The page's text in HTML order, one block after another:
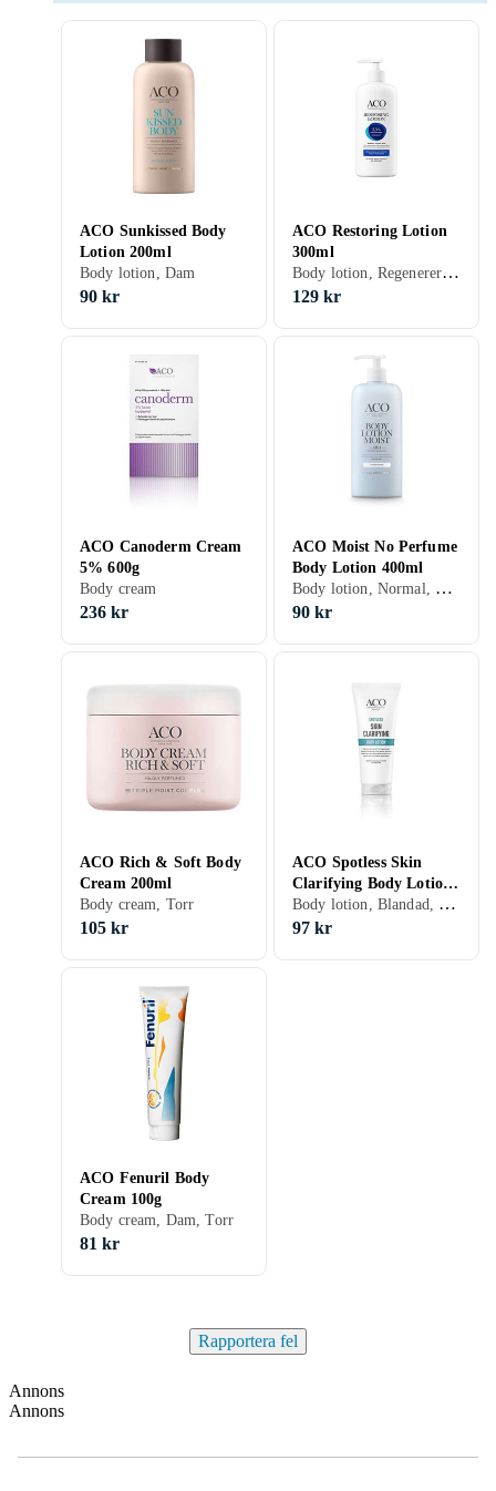
ACO Sunkissed Body
Lotion 200ml
Body lotion, Dam
90 kr
ACO Restoring Lotion
300ml
Body lotion, Regenererande
129 kr
ACO Canoderm Cream
5% 600g
Body cream
236 kr
ACO Moist No Perfume
Body Lotion 400ml
Body lotion, Normal, Blandad, Torr, Parfymfri
90 kr
ACO Rich & Soft Body
Cream 200ml
Body cream, Torr
105 kr
ACO Spotless Skin
Clarifying Body Lotion
200ml
Body lotion, Blandad, Exfolierande
97 kr
ACO Fenuril Body
Cream 100g
Body cream, Dam, Torr
81 kr
Rapportera fel
Annons
Annons